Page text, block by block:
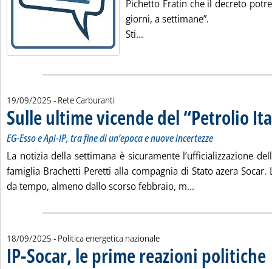
Pichetto Fratin che il decreto
giorni, a settimane”.
Sti...
19/09/2025 - Rete Carburanti
Sulle ultime vicende del “Petrolio
EG-Esso e Api-IP, tra fine di un’epoca e nuove incertezze
La notizia della settimana è sicuramente l’ufficializzazione
famiglia Brachetti Peretti alla compagnia di Stato azera Socar.
da tempo, almeno dallo scorso febbraio, m...
18/09/2025 - Politica energetica nazionale
IP-Socar, le prime reazioni politiche